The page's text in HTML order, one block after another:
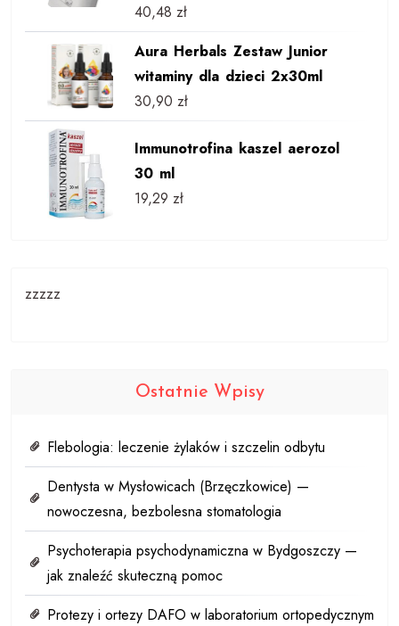
40,48 zł
Aura Herbals Zestaw Junior
witaminy dla dzieci 2x30ml
30,90 zł
Immunotrofina kaszel aerozol
30 ml
19,29 zł
zzzzz
Ostatnie Wpisy
Flebologia: leczenie żylaków i szczelin odbytu
Dentysta w Mysłowicach (Brzęczkowice) —
nowoczesna, bezbolesna stomatologia
Psychoterapia psychodynamiczna w Bydgoszczy —
jak znaleźć skuteczną pomoc
Protezy i ortezy DAFO w laboratorium ortopedycznym